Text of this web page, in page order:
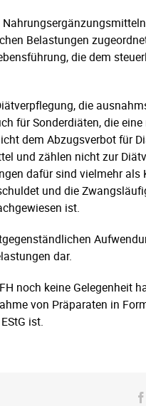
Belastungen
die dem
die
für Sonderdiäten, die
dem Abzugsverbot für
und zählen nicht zur
dafür sind vielmehr als
und die
ist.
dar.
noch keine Gelegenheit
von Präparaten in
ist.